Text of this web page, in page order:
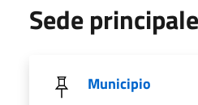
Sede principale
Municipio